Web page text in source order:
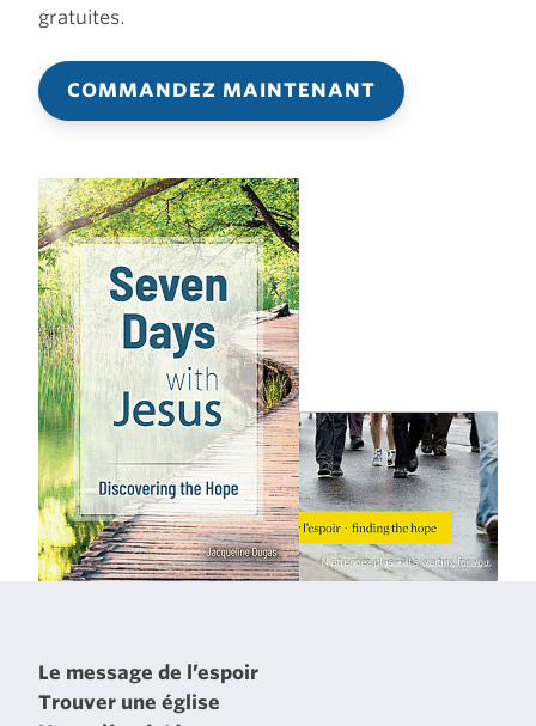
gratuites.
COMMANDEZ MAINTENANT
Le message de l’espoir
Trouver une église